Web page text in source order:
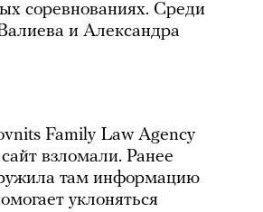
соревнованиях. Среди
и Александра
Family Law Agency
взломали. Ранее
там информацию
уклоняться